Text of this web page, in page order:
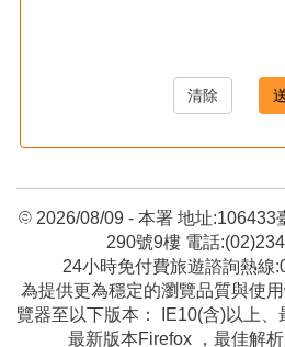
清除
:::
© 2026/08/09 - 本署 地址:106433
290號9樓 電話
24小時免付費旅遊諮詢熱線
為提供更為穩定的瀏覽品質與使
覽器至以下版本： IE10(含)以上、
最新版本Firefox ，最佳解